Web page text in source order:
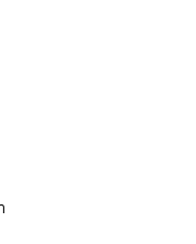
A/B-Testing